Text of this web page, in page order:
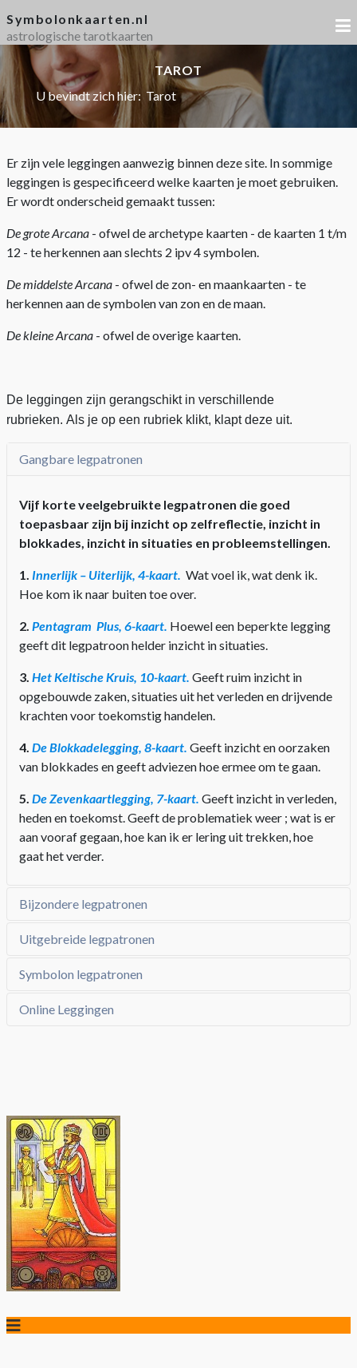
Symbolonkaarten.nl
astrologische tarotkaarten
TAROT
U bevindt zich hier: Tarot
Er zijn vele leggingen aanwezig binnen deze site. In sommige
leggingen is gespecificeerd welke kaarten je moet gebruiken.
Er wordt onderscheid gemaakt tussen:
De grote Arcana - ofwel de archetype kaarten - de kaarten 1 t/m
12 - te herkennen aan slechts 2 ipv 4 symbolen.
De middelste Arcana - ofwel de zon- en maankaarten - te
herkennen aan de symbolen van zon en de maan.
De kleine Arcana - ofwel de overige kaarten.
De leggingen zijn gerangschikt in verschillende
rubrieken. Als je op een rubriek klikt, klapt deze uit.
Gangbare legpatronen
Vijf korte veelgebruikte legpatronen die goed
toepasbaar zijn bij inzicht op zelfreflectie, inzicht in
blokkades, inzicht in situaties en probleemstellingen.
1. Innerlijk – Uiterlijk, 4-kaart. Wat voel ik, wat denk ik.
Hoe kom ik naar buiten toe over.
2. Pentagram Plus, 6-kaart. Hoewel een beperkte legging
geeft dit legpatroon helder inzicht in situaties.
3. Het Keltische Kruis, 10-kaart. Geeft ruim inzicht in
opgebouwde zaken, situaties uit het verleden en drijvende
krachten voor toekomstig handelen.
4. De Blokkadelegging, 8-kaart. Geeft inzicht en oorzaken
van blokkades en geeft adviezen hoe ermee om te gaan.
5. De Zevenkaartlegging, 7-kaart. Geeft inzicht in verleden,
heden en toekomst. Geeft de problematiek weer ; wat is er
aan vooraf gegaan, hoe kan ik er lering uit trekken, hoe
gaat het verder.
Bijzondere legpatronen
Uitgebreide legpatronen
Symbolon legpatronen
Online Leggingen